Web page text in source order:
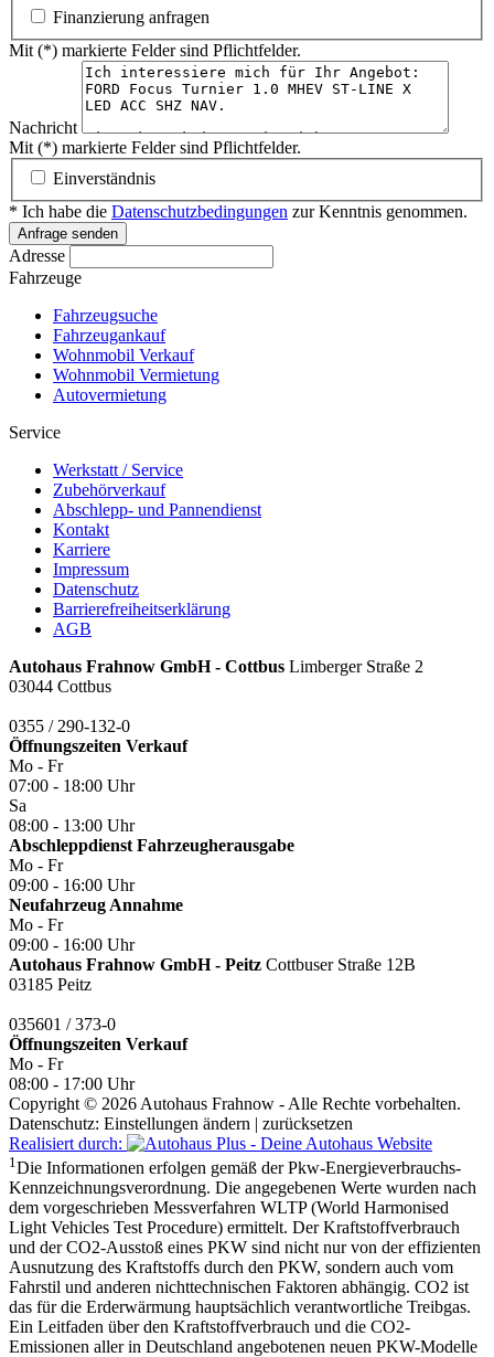
Finanzierung anfragen
Mit (*) markierte Felder sind Pflichtfelder.
Nachricht
Mit (*) markierte Felder sind Pflichtfelder.
Einverständnis
* Ich habe die Datenschutzbedingungen zur Kenntnis genommen.
Anfrage senden
Adresse
Fahrzeuge
Fahrzeugsuche
Fahrzeugankauf
Wohnmobil Verkauf
Wohnmobil Vermietung
Autovermietung
Service
Werkstatt / Service
Zubehörverkauf
Abschlepp- und Pannendienst
Kontakt
Karriere
Impressum
Datenschutz
Barrierefreiheitserklärung
AGB
Autohaus Frahnow GmbH - Cottbus Limberger Straße 2
03044 Cottbus
0355 / 290-132-0
Öffnungszeiten Verkauf
Mo - Fr
07:00 - 18:00 Uhr
Sa
08:00 - 13:00 Uhr
Abschleppdienst Fahrzeugherausgabe
Mo - Fr
09:00 - 16:00 Uhr
Neufahrzeug Annahme
Mo - Fr
09:00 - 16:00 Uhr
Autohaus Frahnow GmbH - Peitz Cottbuser Straße 12B
03185 Peitz
035601 / 373-0
Öffnungszeiten Verkauf
Mo - Fr
08:00 - 17:00 Uhr
Copyright © 2026 Autohaus Frahnow - Alle Rechte vorbehalten.
Datenschutz: Einstellungen ändern | zurücksetzen
Realisiert durch:
1 Die Informationen erfolgen gemäß der Pkw-Energieverbrauchs-
Kennzeichnungsverordnung. Die angegebenen Werte wurden nach
dem vorgeschrieben Messverfahren WLTP (World Harmonised
Light Vehicles Test Procedure) ermittelt. Der Kraftstoffverbrauch
und der CO2-Ausstoß eines PKW sind nicht nur von der effizienten
Ausnutzung des Kraftstoffs durch den PKW, sondern auch vom
Fahrstil und anderen nichttechnischen Faktoren abhängig. CO2 ist
das für die Erderwärmung hauptsächlich verantwortliche Treibgas.
Ein Leitfaden über den Kraftstoffverbrauch und die CO2-
Emissionen aller in Deutschland angebotenen neuen PKW-Modelle